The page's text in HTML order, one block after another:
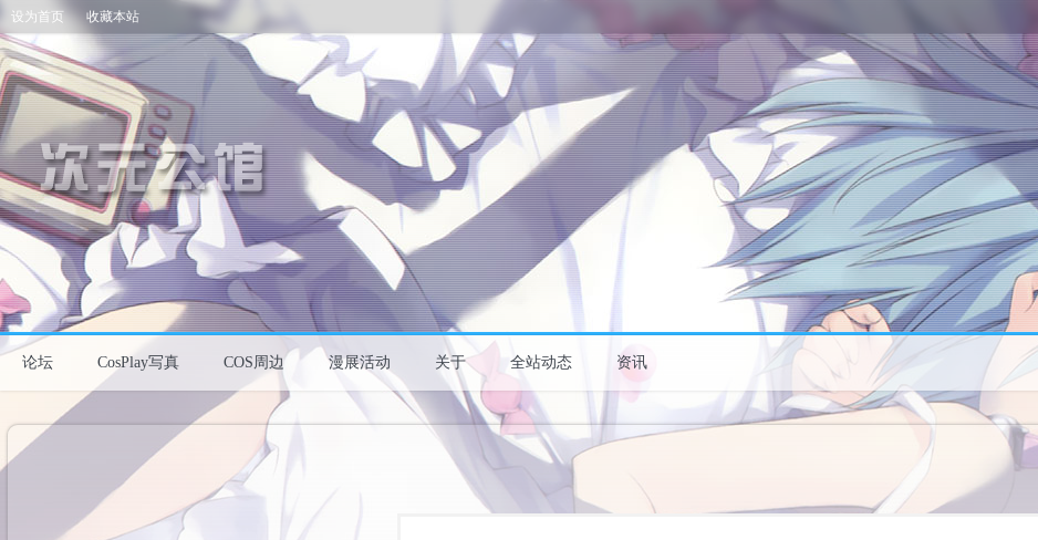
设为首页 收藏本站
论坛 CosPlay写真 COS周边 漫展活动 关于 全站动态 资讯